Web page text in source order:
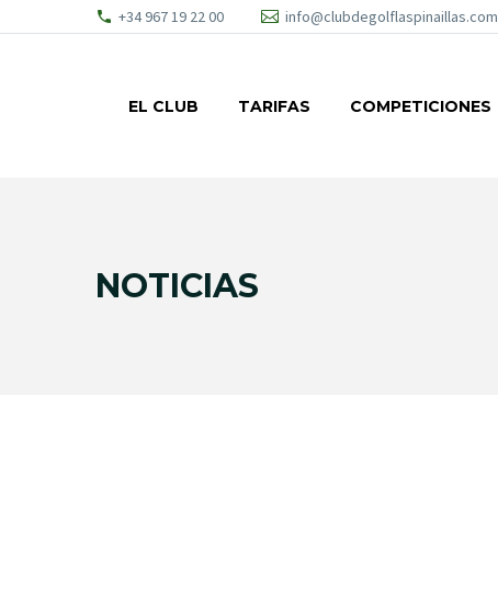
+34 967 19 22 00 info@clubdegolflaspinaillas.com
EL CLUB TARIFAS COMPETICIONES
NOTICIAS